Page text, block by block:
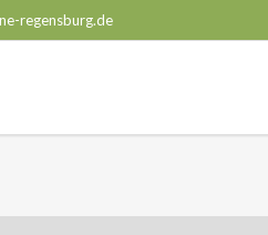
regensburg.de